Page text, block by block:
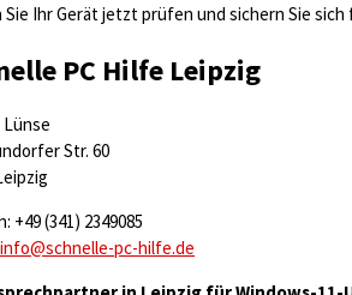
Sie Ihr Gerät jetzt prüfen und sichern Sie
PC Hilfe Leipzig
Str. 60
+49 (341) 2349085
info@schnelle-pc-hilfe.de